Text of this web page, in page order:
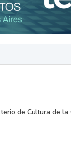
de Cultura de la